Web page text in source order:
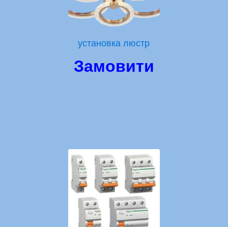
установка люстр
Замовити